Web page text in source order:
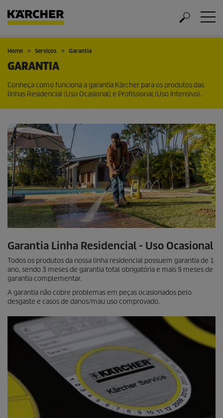
Home Serviços Garantia
GARANTIA
Conheça como funciona a garantia Kärcher para os produtos das
linhas Residencial (Uso Ocasional) e Profissional (Uso Intensivo).
Garantia Linha Residencial - Uso Ocasional
Todos os produtos da nossa linha residencial possuem garantia de 1
ano, sendo 3 meses de garantia total obrigatória e mais 9 meses de
garantia complementar.
A garantia não cobre problemas em peças ocasionados pelo
desgaste e casos de danos/mau uso comprovado.